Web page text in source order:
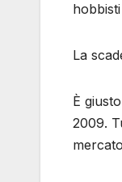
La
È
2009.